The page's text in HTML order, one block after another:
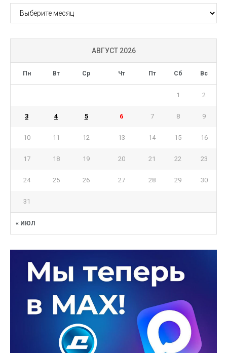
АРХИВ
АВГУСТ 2026
Пн Вт Ср Чт Пт Сб Вс
« ИЮЛ
1 2
3 4 5 6 7 8 9
10 11 12 13 14 15 16
17 18 19 20 21 22 23
24 25 26 27 28 29 30
31